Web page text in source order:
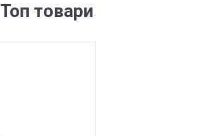
Топ товари